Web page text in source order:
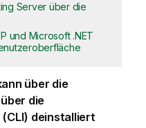
Server über die
und Microsoft .NET
über die
die
deinstalliert